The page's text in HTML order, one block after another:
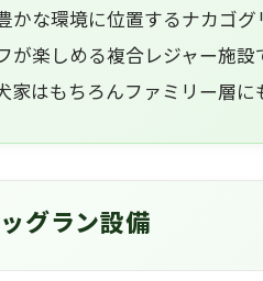
かな環境に位置するナカゴ
が楽しめる複合レジャー施
家はもちろんファミリー層に
グラン設備